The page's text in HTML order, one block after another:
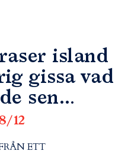
island
gissa vad
sen…
12
ETT